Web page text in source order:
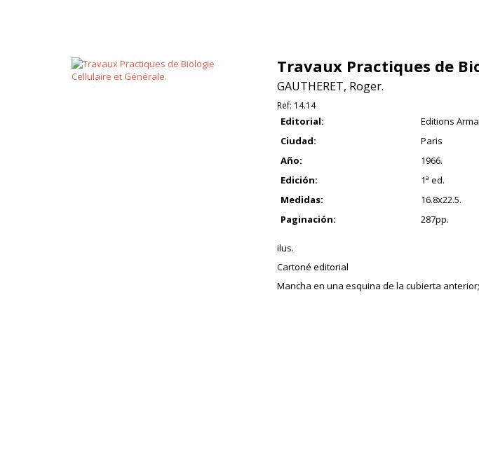
Travaux Practiques de
GAUTHERET, Roger.
Ref: 14.14
Editorial:
Editions
Ciudad:
Paris
Año:
1966.
Edición:
1ª ed.
Medidas:
16.8x22.5.
Paginación:
287pp.
ilus.
Cartoné editorial
Mancha en una esquina de la cubierta